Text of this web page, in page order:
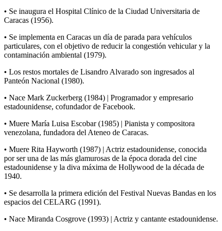
• Se inaugura el Hospital Clínico de la Ciudad Universitaria de
Caracas (1956).
• Se implementa en Caracas un día de parada para vehículos
particulares, con el objetivo de reducir la congestión vehicular y la
contaminación ambiental (1979).
• Los restos mortales de Lisandro Alvarado son ingresados al
Panteón Nacional (1980).
• Nace Mark Zuckerberg (1984) | Programador y empresario
estadounidense, cofundador de Facebook.
• Muere María Luisa Escobar (1985) | Pianista y compositora
venezolana, fundadora del Ateneo de Caracas.
• Muere Rita Hayworth (1987) | Actriz estadounidense, conocida
por ser una de las más glamurosas de la época dorada del cine
estadounidense y la diva máxima de Hollywood de la década de
1940.
• Se desarrolla la primera edición del Festival Nuevas Bandas en los
espacios del CELARG (1991).
• Nace Miranda Cosgrove (1993) | Actriz y cantante estadounidense.